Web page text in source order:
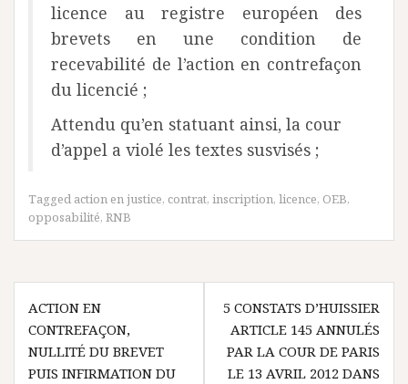
licence au registre européen des
brevets en une condition de
recevabilité de l’action en contrefaçon
du licencié ;
Attendu qu’en statuant ainsi, la cour
d’appel a violé les textes susvisés ;
Tagged action en justice, contrat, inscription, licence, OEB,
opposabilité, RNB
Navigation
de
l’article
ACTION EN
CONTREFAÇON,
NULLITÉ DU BREVET
PUIS INFIRMATION DU
5 CONSTATS D’HUISSIER
ARTICLE 145 ANNULÉS
PAR LA COUR DE PARIS
LE 13 AVRIL 2012 DANS